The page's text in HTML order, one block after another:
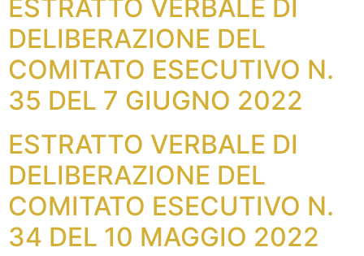
ESTRATTO VERBALE DI
DELIBERAZIONE DEL
COMITATO ESECUTIVO N.
35 DEL 7 GIUGNO 2022
ESTRATTO VERBALE DI
DELIBERAZIONE DEL
COMITATO ESECUTIVO N.
34 DEL 10 MAGGIO 2022